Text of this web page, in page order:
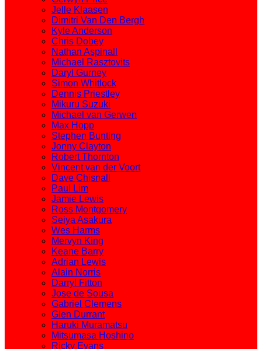
Jelle Klaasen
Dimitri Van Den Bergh
Kyle Anderson
Chris Dobey
Nathan Aspinall
Michael Rasztovits
Daryl Gurney
Simon Whitlock
Dennis Priestley
Mikuru Suzuki
Michael van Gerwen
Max Hopp
Stephen Bunting
Jonny Clayton
Robert Thornton
Vincent van der Voort
Dave Chisnall
Paul Lim
Jamie Lewis
Ross Montgomery
Seiya Asakura
Wes Harms
Mervyn King
Keane Barry
Adrian Lewis
Alain Norris
Darryl Fitton
Jose de Sousa
Gabriel Clemens
Glen Durrant
Haruki Muramatsu
Mitsumasa Hoshino
Ricky Evans